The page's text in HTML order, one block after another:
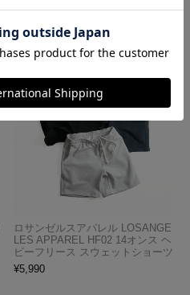
ロサンゼルスアパレル LOSANGE
LES APPAREL HF02 14オンス ヘ
ビーフリース スウェットショーツ
¥5,990